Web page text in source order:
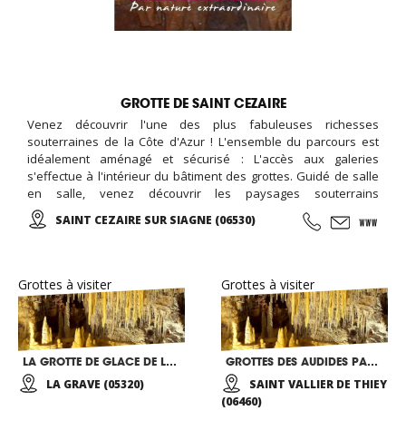
GROTTE DE SAINT CEZAIRE
Venez découvrir l'une des plus fabuleuses richesses
souterraines de la Côte d'Azur ! L'ensemble du parcours est
idéalement aménagé et sécurisé : L'accès aux galeries
s'effectue à l'intérieur du bâtiment des grottes. Guidé de salle
en salle, venez découvrir les paysages souterrains
spectaculaires d'un univers grandiose, parfaitement mis en
valeur par un éclairage approprié et discret...
SAINT CEZAIRE SUR SIAGNE (06530)
Grottes à visiter
LA GROTTE DE GLACE DE LA GRAVE
LA GRAVE (05320)
Grottes à visiter
GROTTES DES AUDIDES PARC PREHISTORIQUE
SAINT VALLIER DE THIEY
(06460)